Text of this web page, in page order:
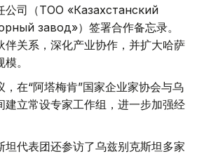
公司（ТОО «Казахстанский
завод»）签署合作备忘录。
伴关系，深化产业协作，并扩大哈萨
。
，在“阿塔梅肯”国家企业家协会与乌
建立常设专家工作组，进一步加强经
坦代表团还参访了乌兹别克斯坦多家